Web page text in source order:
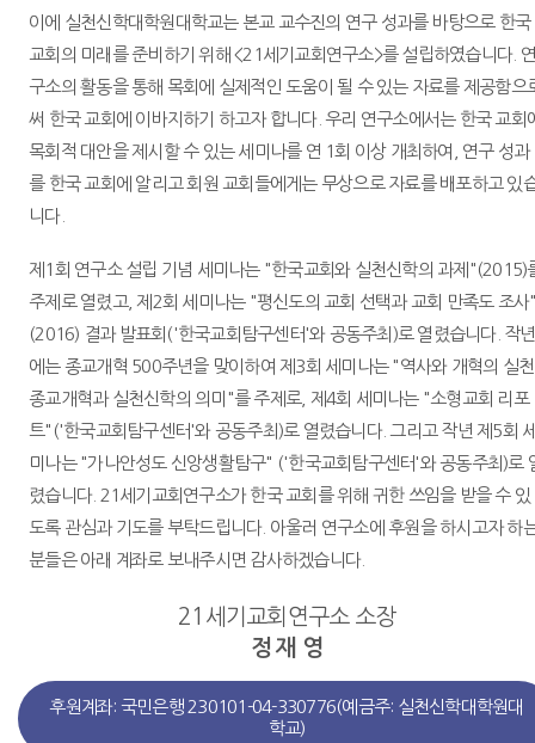
이에 실천신학대학원대학교는 본교 교수진의 연구 성과를 바탕으로 한국
교회의 미래를 준비하기 위해 <21세기교회연구소>를 설립하였습니다. 연
구소의 활동을 통해 목회에 실제적인 도움이 될 수 있는 자료를 제공함으
써 한국 교회에 이바지하기 하고자 합니다. 우리 연구소에서는 한국 교회
목회적 대안을 제시할 수 있는 세미나를 연 1회 이상 개최하여, 연구 성과
를 한국 교회에 알리고 회원 교회들에게는 무상으로 자료를 배포하고 있
니다.
제1회 연구소 설립 기념 세미나는 "한국교회와 실천신학의 과제"(2015)
주제로 열렸고, 제2회 세미나는 "평신도의 교회 선택과 교회 만족도 조사
(2016) 결과 발표회('한국교회탐구센터'와 공동주최)로 열렸습니다. 작년
에는 종교개혁 500주년을 맞이하여 제3회 세미나는 "역사와 개혁의 실
종교개혁과 실천신학의 의미"를 주제로, 제4회 세미나는 "소형교회 리포
트"('한국교회탐구센터'와 공동주최)로 열렸습니다. 그리고 작년 제5회
미나는 "가나안성도 신앙생활탐구" ('한국교회탐구센터'와 공동주최)로
렸습니다. 21세기교회연구소가 한국 교회를 위해 귀한 쓰임을 받을 수 있
도록 관심과 기도를 부탁드립니다. 아울러 연구소에 후원을 하시고자 하
분들은 아래 계좌로 보내주시면 감사하겠습니다.
21세기교회연구소 소장
정 재 영
후원계좌: 국민은행 230101-04-330776(예금주: 실천신학대학원대
학교)